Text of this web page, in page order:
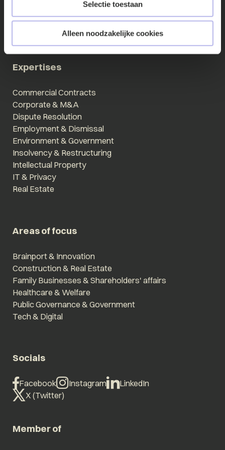
Selectie toestaan
Alleen noodzakelijke cookies
Events
Locations
Expertises
Commercial Contracts
Corporate & M&A
Dispute Resolution
Employment & Dismissal
Environment & Government
Insolvency & Restructuring
Intellectual Property
IT & Privacy
Real Estate
Areas of focus
Brainport & Innovation
Construction & Real Estate
Family Businesses & Shareholders' affairs
Healthcare & Welfare
Public Governance & Government
Tech & Digital
Socials
Facebook Instagram
LinkedIn
X (Twitter)
Member of